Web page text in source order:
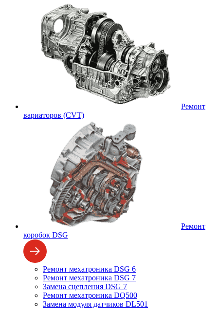
Ремонт
вариаторов (CVT)
Ремонт
коробок DSG
Ремонт мехатроника DSG 6
Ремонт мехатроника DSG 7
Замена сцепления DSG 7
Ремонт мехатроника DQ500
Замена модуля датчиков DL501